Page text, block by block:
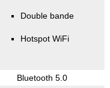
Double bande
Hotspot WiFi
Bluetooth 5.0